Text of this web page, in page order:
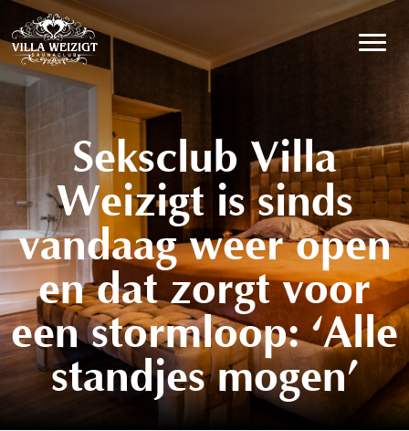
Hoofdnavigatie
Seksclub Villa
Weizigt is sinds
vandaag weer open
en dat zorgt voor
een stormloop: ‘Alle
standjes mogen’